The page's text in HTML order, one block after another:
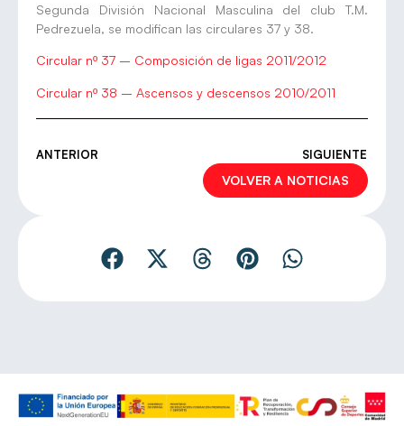
Segunda División Nacional Masculina del club T.M.
Pedrezuela, se modifican las circulares 37 y 38.
Circular nº 37 – Composición de ligas 2011/2012
Circular nº 38 – Ascensos y descensos 2010/2011
ANTERIOR SIGUIENTE
VOLVER A NOTICIAS